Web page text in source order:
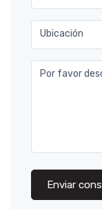
Ubicación
Por favor
Enviar